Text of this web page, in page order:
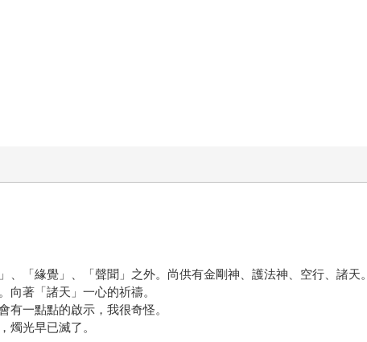
、「緣覺」、「聲聞」之外。尚供有金剛神、護法神、空行、諸天。
向著「諸天」一心的祈禱。
有一點點的啟示，我很奇怪。
燭光早已滅了。